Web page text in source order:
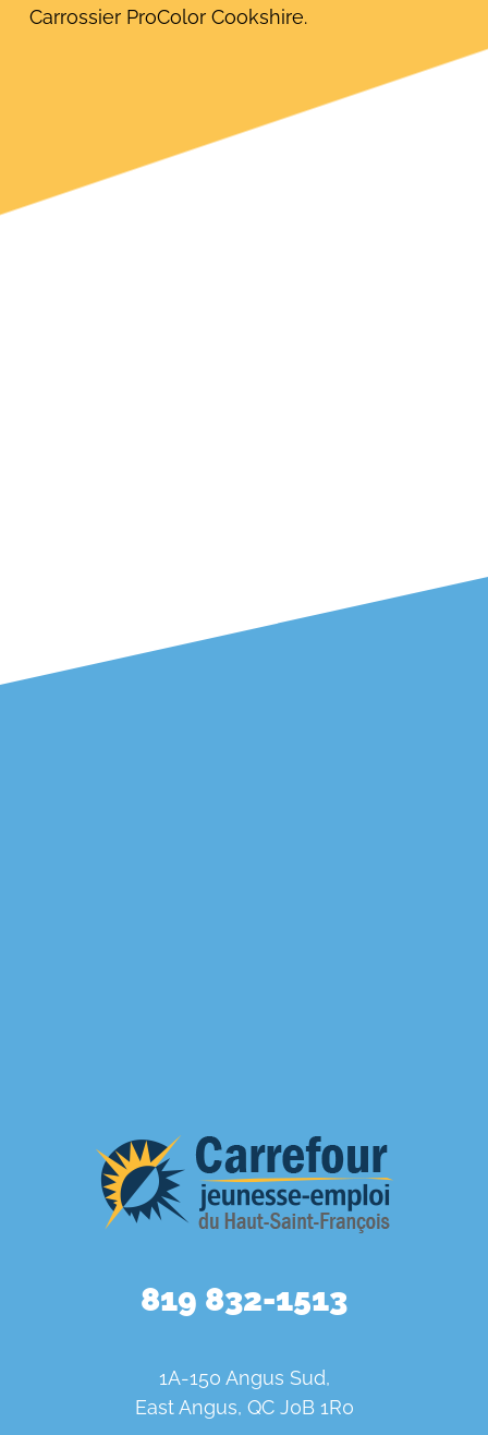
Carrossier ProColor Cookshire.
819 832-1513
1A-150 Angus Sud,
East Angus, QC J0B 1R0
Rechercher: